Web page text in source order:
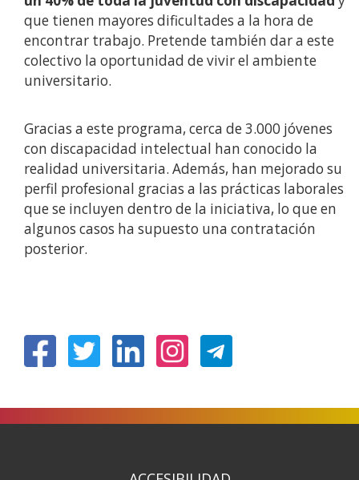
que tienen mayores dificultades a la hora de
encontrar trabajo. Pretende también dar a este
colectivo la oportunidad de vivir el ambiente
universitario.
Gracias a este programa, cerca de 3.000 jóvenes
con discapacidad intelectual han conocido la
realidad universitaria. Además, han mejorado su
perfil profesional gracias a las prácticas laborales
que se incluyen dentro de la iniciativa, lo que en
algunos casos ha supuesto una contratación
posterior.